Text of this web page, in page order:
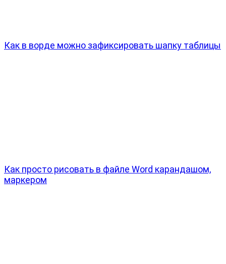
Как в ворде можно зафиксировать шапку таблицы
Как просто рисовать в файле Word карандашом,
маркером